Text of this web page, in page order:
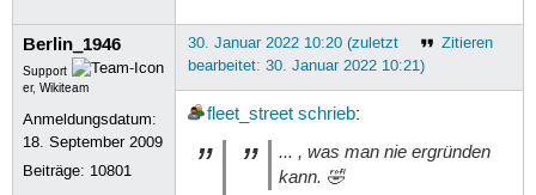
Berlin_1946
Support
er, Wikiteam
Anmeldungsdatum:
18. September 2009
Beiträge: 10801
Zitieren
30. Januar 2022 10:20 (zuletzt
bearbeitet: 30. Januar 2022 10:21)
fleet_street schrieb:
... , was man nie ergründen
kann. 🤣